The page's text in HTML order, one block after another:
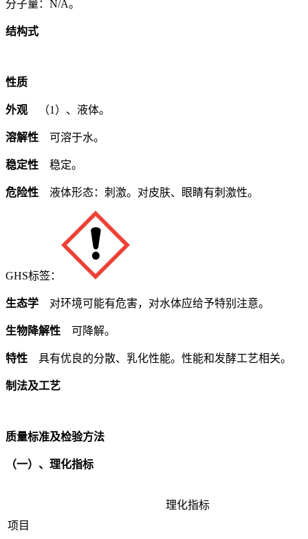
分子量：N/A。
结构式
性质
外观 （1）、液体。
溶解性 可溶于水。
稳定性 稳定。
危险性 液体形态：刺激。对皮肤、眼睛有刺激性。
GHS标签：
生态学 对环境可能有危害，对水体应给予特别注意。
生物降解性 可降解。
特性 具有优良的分散、乳化性能。性能和发酵工艺相关。
制法及工艺
质量标准及检验方法
（一）、理化指标
项目
理化指标